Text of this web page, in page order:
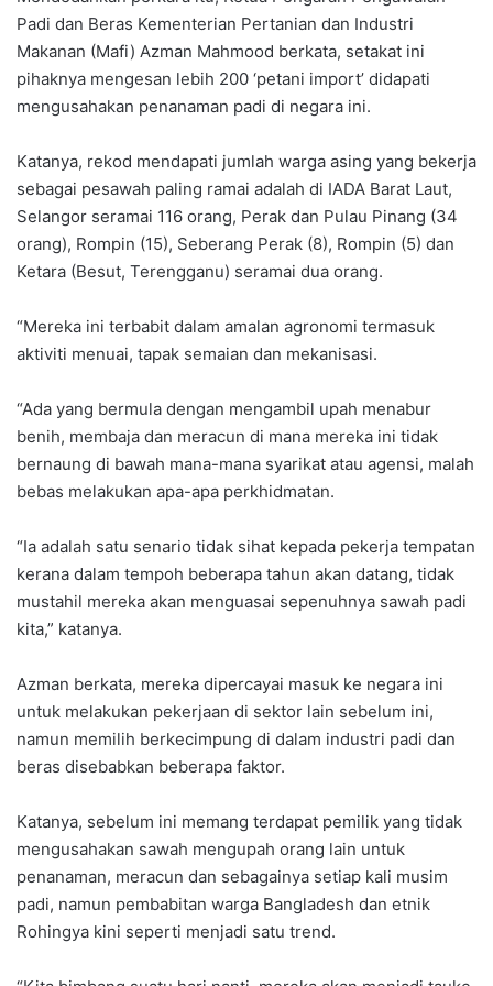
Padi dan Beras Kementerian Pertanian dan Industri
Makanan (Mafi) Azman Mahmood berkata, setakat ini
pihaknya mengesan lebih 200 ‘petani import’ didapati
mengusahakan penanaman padi di negara ini.
Katanya, rekod mendapati jumlah warga asing yang bekerja
sebagai pesawah paling ramai adalah di IADA Barat Laut,
Selangor seramai 116 orang, Perak dan Pulau Pinang (34
orang), Rompin (15), Seberang Perak (8), Rompin (5) dan
Ketara (Besut, Terengganu) seramai dua orang.
“Mereka ini terbabit dalam amalan agronomi termasuk
aktiviti menuai, tapak semaian dan mekanisasi.
“Ada yang bermula dengan mengambil upah menabur
benih, membaja dan meracun di mana mereka ini tidak
bernaung di bawah mana-mana syarikat atau agensi, malah
bebas melakukan apa-apa perkhidmatan.
“Ia adalah satu senario tidak sihat kepada pekerja tempatan
kerana dalam tempoh beberapa tahun akan datang, tidak
mustahil mereka akan menguasai sepenuhnya sawah padi
kita,” katanya.
Azman berkata, mereka dipercayai masuk ke negara ini
untuk melakukan pekerjaan di sektor lain sebelum ini,
namun memilih berkecimpung di dalam industri padi dan
beras disebabkan beberapa faktor.
Katanya, sebelum ini memang terdapat pemilik yang tidak
mengusahakan sawah mengupah orang lain untuk
penanaman, meracun dan sebagainya setiap kali musim
padi, namun pembabitan warga Bangladesh dan etnik
Rohingya kini seperti menjadi satu trend.